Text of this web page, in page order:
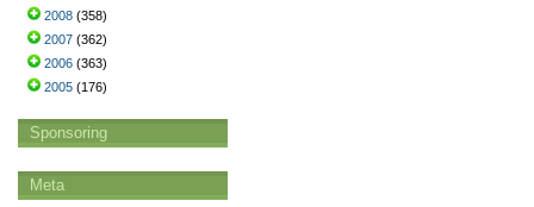
2008 (358)
2007 (362)
2006 (363)
2005 (176)
Sponsoring
Meta